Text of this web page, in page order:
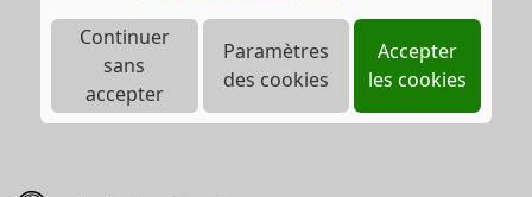
Continuer
sans
accepter
Paramètres
des cookies
Accepter
les cookies